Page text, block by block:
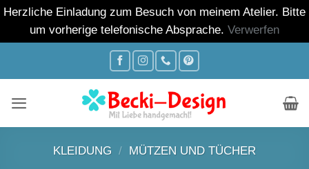
Herzliche Einladung zum Besuch von meinem Atelier. Bitte
um vorherige telefonische Absprache. Verwerfen
KLEIDUNG / MÜTZEN UND TÜCHER